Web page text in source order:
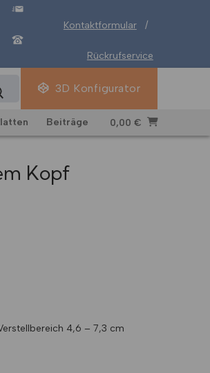
Kontaktformular/
Rückrufservice
3D Konfigurator
Beiträge 0,00€
Kopf
4,6 – 7,3 cm